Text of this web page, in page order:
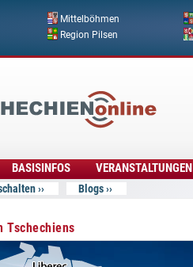
Mittelböhmen
Region Pilsen
BASISINFOS VERANSTALTUNGEN
Blogs
Tschechiens